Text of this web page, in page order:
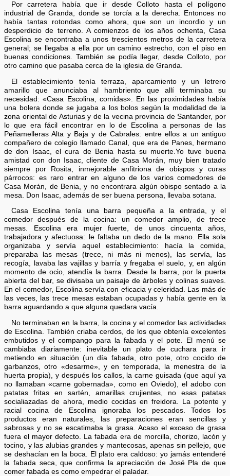
Por carretera había que ir desde Colloto hasta el polígono
industrial de Granda, donde se torcía a la derecha. Entonces no
había tantas rotondas como ahora, que son un incordio y un
desperdicio de terreno. A comienzos de los años ochenta, Casa
Escolina se encontraba a unos trescientos metros de la carretera
general; se llegaba a ella por un camino estrecho, con el piso en
buenas condiciones. También se podía llegar, desde Colloto, por
otro camino que pasaba cerca de la iglesia de Granda.
El establecimiento tenía terraza, aparcamiento y un letrero
amarillo que anunciaba al hambriento que allí terminaba su
necesidad: «Casa Escolina, comidas». En las proximidades había
una bolera donde se jugaba a los bolos según la modalidad de la
zona oriental de Asturias y de la vecina provincia de Santander, por
lo que era fácil encontrar en lo de Escolina a personas de las
Peñamelleras Alta y Baja y de Cabrales: entre ellos a un antiguo
compañero de colegio llamado Canal, que era de Panes, hermano
de don Isaac, el cura de Benia hasta su muerte.Yo tuve buena
amistad con don Isaac, cliente de Casa Morán, muy bien tratado
siempre por Rosita, inmejorable anfitriona de obispos y curas
párrocos: es raro entrar en alguno de los varios comedores de
Casa Morán, de Benia, y no encontrara algún obispo sentado a la
mesa. Don Isaac, además de ser buena persona, llevaba sotana.
Casa Escolina tenía una barra pequeña a la entrada, y el
comedor después de la cocina: un comedor amplio, de trece
mesas. Escolina era mujer fuerte, de unos cincuenta años,
trabajadora y afectuosa: le faltaba un dedo de la mano. Ella sola
organizaba y servía aquel establecimiento: hacía la comida,
preparaba las mesas (trece, ni más ni menos), las servía, las
recogía, lavaba las vajillas y barría y fregaba el suelo, y, en algún
momento de ocio, atendía la barra. Desde la barra, por la puerta
abierta del bar, se divisaba un paisaje de árboles y colinas suaves.
En el comedor, Escolina servía con eficacia y celeridad. Las más de
las veces, las trece mesas estaban ocupadas y había gente en la
barra aguardando a que alguna quedara vacía.
No terminaban en la barra, la cocina y el comedor las actividades
de Escolina. También criaba cerdos, de los que obtenía excelentes
embutidos y el compango para la fabada y el pote. El menú se
cambiaba diariamente: inevitable un plato de cuchara para ir
metiendo en situación (un día fabada, otro pote, otro cocido de
garbanzos, otro «desarme», y en temporada, la menestra de la
huerta propia), y después los callos, la carne guisada (que aquí ya
no llamaban «carne gobernada», como en Oviedo), el adobo con
patatas fritas en sartén, amarillas crujientes, no esas patatas
socialiazadas de ahora, medio cocidas en freidora. La potente y
racial cocina de Escolina ignoraba los pescados. Todos los
productos eran naturales, las preparaciones eran sencillas y
sabrosas y no se escatimaba la grasa. Acaso el exceso de grasa
fuera el mayor defecto. La fabada era de morcilla, chorizo, lacón y
tocino, y las alubias grandes y mantecosas, apenas sin pellejo, que
se deshacían en la boca. El plato era caldoso: yo jamás entenderé
la fabada seca, que confirma la apreciación de José Pla de que
comer fabada es como empedrar el paladar.